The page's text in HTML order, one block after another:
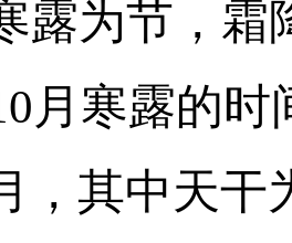
露为节，
月寒露的
，其中天干